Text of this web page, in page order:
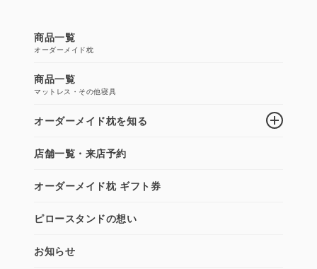
商品一覧
オーダーメイド枕
商品一覧
マットレス・その他寝具
オーダーメイド枕を知る
店舗一覧・来店予約
オーダーメイド枕 ギフト券
ピロースタンドの想い
お知らせ